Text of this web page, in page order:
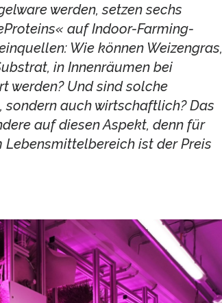
werden, setzen sechs
auf Indoor-Farming-
Wie können Weizengras,
in Innenräumen bei
werden? Und sind solche
auch wirtschaftlich? Das
auf diesen Aspekt, denn für
ist der Preis